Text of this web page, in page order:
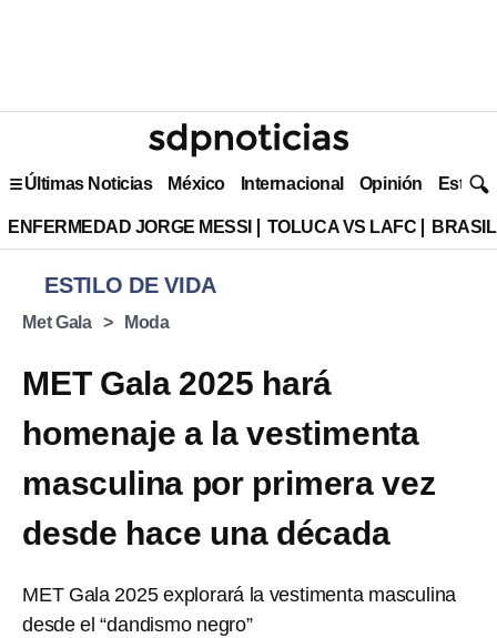
Últimas Noticias México Internacional Opinión Estilo
ENFERMEDAD JORGE MESSI TOLUCA VS LAFC
ESTILO DE VIDA
Met Gala Moda
MET Gala 2025 hará
homenaje a la vestimenta
masculina por primera vez
desde hace una década
MET Gala 2025 explorará la vestimenta masculina
desde el “dandismo negro”